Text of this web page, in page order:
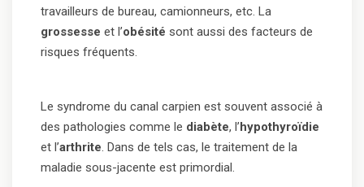
travailleurs de bureau, camionneurs, etc. La
grossesse et l’obésité sont aussi des facteurs de
risques fréquents.
Le syndrome du canal carpien est souvent associé à
des pathologies comme le diabète, l’hypothyroïdie
et l’arthrite . Dans de tels cas, le traitement de la
maladie sous-jacente est primordial.